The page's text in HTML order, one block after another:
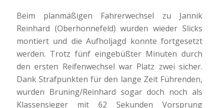
Beim planmäßigen Fahrerwechsel zu Jannik
Reinhard (Oberhonnefeld) wurden wieder Slicks
montiert und die Aufholjagd konnte fortgesetzt
werden. Trotz fünf eingebüßter Minuten durch
den ersten Reifenwechsel war Platz zwei sicher.
Dank Strafpunkten für den lange Zeit Führenden,
wurden Bruning/Reinhard sogar doch noch als
Klassensieger mit 62 Sekunden Vorsprung